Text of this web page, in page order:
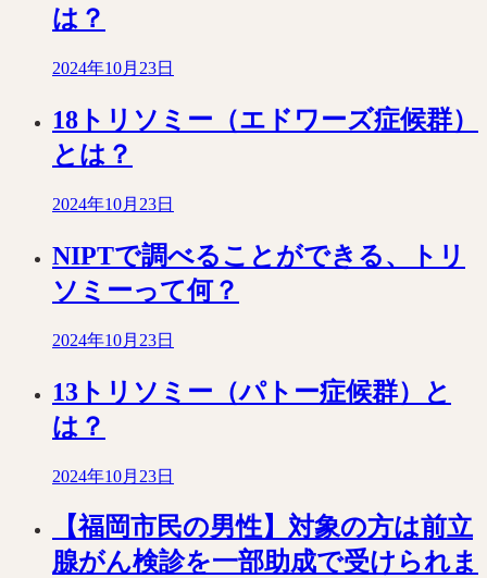
は？
2024年10月23日
18トリソミー（エドワーズ症候群）
とは？
2024年10月23日
NIPTで調べることができる、トリ
ソミーって何？
2024年10月23日
13トリソミー（パトー症候群）と
は？
2024年10月23日
【福岡市民の男性】対象の方は前立
腺がん検診を一部助成で受けられま